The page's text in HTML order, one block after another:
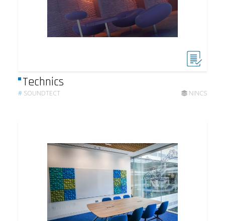
Technics
# SOUNDTECT NINCS